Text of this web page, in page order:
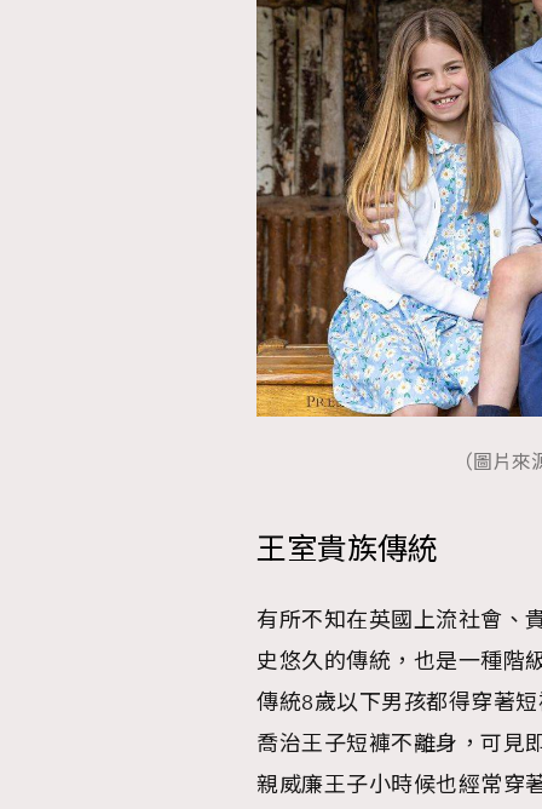
（圖片來
王室貴族傳統
有所不知在英國上流社會、
史悠久的傳統，也是一種階
傳統8歲以下男孩都得穿著
喬治王子短褲不離身，可見
親威廉王子小時候也經常穿